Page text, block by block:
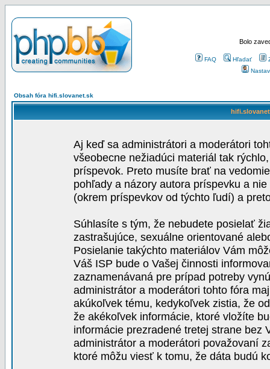
Bolo
FAQ Hľadať
Obsah fóra hifi.slovanet.sk
Aj keď sa administrátori a moderátori
všeobecne nežiadúci materiál tak
príspevok. Preto musíte brať na
pohľady a názory autora príspevku a
(okrem príspevkov od týchto ľudí) a
Súhlasíte s tým, že nebudete posielať
zastrašujúce, sexuálne orientované
Posielanie takýchto materiálov Vám
Váš ISP bude o Vašej činnosti
zaznamenávaná pre prípad potreby
administrátor a moderátori tohto fóra
akúkoľvek tému, kedykoľvek zistia, že
že akékoľvek informácie, ktoré vložíte
informácie prezradené tretej strane bez
administrátor a moderátori považovaní
ktoré môžu viesť k tomu, že dáta budú